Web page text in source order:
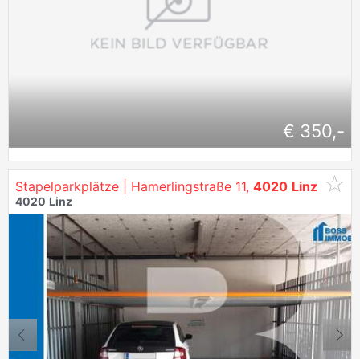
€ 350,-
Stapelparkplätze | Hamerlingstraße 11, 4020 Linz
4020 Linz